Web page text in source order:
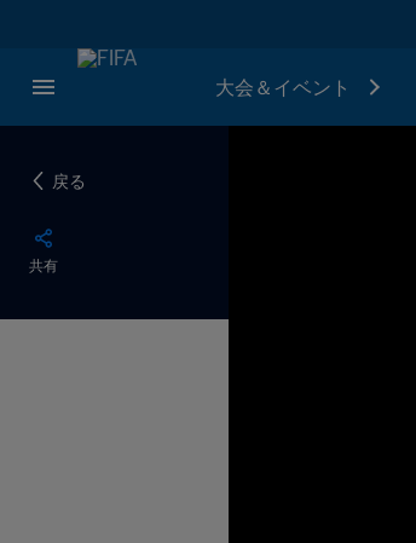
大会＆イベント
戻る
共有